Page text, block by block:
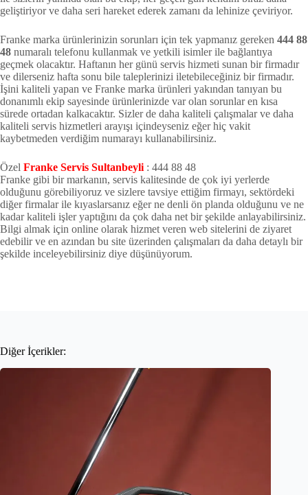
geliştiriyor ve daha seri hareket ederek zamanı da lehinize çeviriyor.
Franke marka ürünlerinizin sorunları için tek yapmanız gereken 444 88
48 numaralı telefonu kullanmak ve yetkili isimler ile bağlantıya
geçmek olacaktır. Haftanın her günü servis hizmeti sunan bir firmadır
ve dilerseniz hafta sonu bile taleplerinizi iletebileceğiniz bir firmadır.
İşini kaliteli yapan ve Franke marka ürünleri yakından tanıyan bu
donanımlı ekip sayesinde ürünlerinizde var olan sorunlar en kısa
sürede ortadan kalkacaktır. Sizler de daha kaliteli çalışmalar ve daha
kaliteli servis hizmetleri arayışı içindeyseniz eğer hiç vakit
kaybetmeden verdiğim numarayı kullanabilirsiniz.
Özel Franke Servis Sultanbeyli : 444 88 48
Franke gibi bir markanın, servis kalitesinde de çok iyi yerlerde
olduğunu görebiliyoruz ve sizlere tavsiye ettiğim firmayı, sektördeki
diğer firmalar ile kıyaslarsanız eğer ne denli ön planda olduğunu ve ne
kadar kaliteli işler yaptığını da çok daha net bir şekilde anlayabilirsiniz.
Bilgi almak için online olarak hizmet veren web sitelerini de ziyaret
edebilir ve en azından bu site üzerinden çalışmaları da daha detaylı bir
şekilde inceleyebilirsiniz diye düşünüyorum.
Diğer İçerikler: